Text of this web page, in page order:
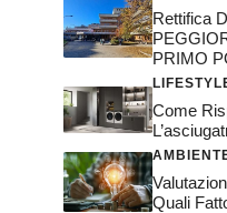
Rettifica
PRIMO
Come
Quali